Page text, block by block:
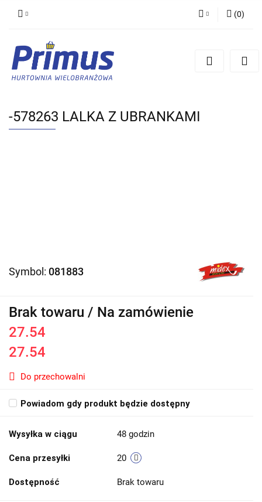
Zarejestruj się
(0)
-578263 LALKA Z UBRANKAMI
Symbol: 081883
Brak towaru / Na zamówienie
27.54
27.54
Do przechowalni
Powiadom gdy produkt będzie dostępny
Wysyłka w ciągu 48 godzin
Cena przesyłki 20
Dostępność Brak towaru